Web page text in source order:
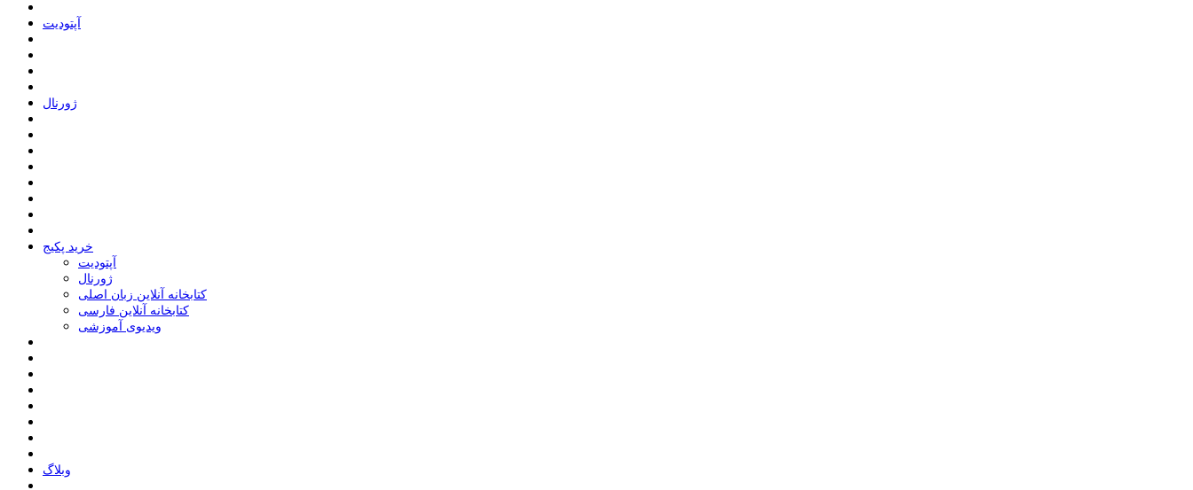
ﺁﭘﺘﻮﺩﯾﺖ
ﮊﻭﺭﻧﺎﻝ
خرید پکیج
ﺁﭘﺘﻮﺩﯾﺖ
ﮊﻭﺭﻧﺎﻝ
کتابخانه آنلاین زبان اصلی
کتابخانه آنلاین فارسی
ویدیوی آموزشی
وبلاگ